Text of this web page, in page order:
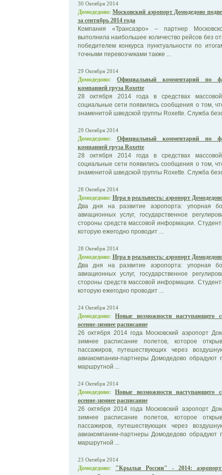
30 Октября 2014
Домодедово: Московский аэропорт Домодедово
за сентябрь 2014 года
Компания «Трансаэро» – партнер
выполнила наибольшее количество рейсов без
победителем конкурса пунктуальности по
точными перевозчиками также ...
29 Октября 2014
Домодедово:
Официальный комментарий по
компанией груза Roxette
28 октября 2014 года в средствах
социальные сети появились сообщения о том,
знаменитой шведской группы Roxette. Служба
29 Октября 2014
Домодедово:
Официальный комментарий по
компанией груза Roxette
28 октября 2014 года в средствах
социальные сети появились сообщения о том,
знаменитой шведской группы Roxette. Служба
28 Октября 2014
Домодедово: Игра в реальность: аэропорт
Два дня на развитие аэропорта: упорная
авиационных услуг, государственное
стороны средств массовой информации.
которую ежегодно проводит ...
28 Октября 2014
Домодедово: Игра в реальность: аэропорт
Два дня на развитие аэропорта: упорная
авиационных услуг, государственное
стороны средств массовой информации.
которую ежегодно проводит ...
24 Октября 2014
Домодедово:
Новые возможности наступающего
осенне-зимнее расписание
26 октября 2014 года Московский аэропорт
зимнее расписание полетов, которое
пассажиров, путешествующих через
авиакомпании-партнеры Домодедово обрадуют
маршрутной ...
24 Октября 2014
Домодедово:
Новые возможности наступающего
осенне-зимнее расписание
26 октября 2014 года Московский аэропорт
зимнее расписание полетов, которое
пассажиров, путешествующих через
авиакомпании-партнеры Домодедово обрадуют
маршрутной ...
23 Октября 2014
Домодедово:
"Крылья России" - 2014: